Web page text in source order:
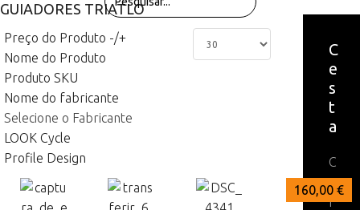
GUIADORES TRIATLO
Preço do Produto -/+
Nome do Produto
Produto SKU
Nome do fabricante
Selecione o Fabricante
LOOK Cycle
Profile Design
340,00 €
260,00 €
160,00 €
C
e
s
t
a
C
a
r